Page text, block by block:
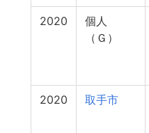
2020
個人
（Ｇ）
2020 取手市